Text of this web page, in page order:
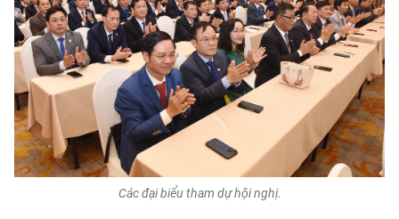
Bắc Trung Bộ
Duyên hải Nam Trung Bộ và Tây
Nguyên
Đông Nam Bộ
Đồng bằng sông Cửu Long
Chuyên trang Hà Nội
Các đại biểu tham dự hội nghị.